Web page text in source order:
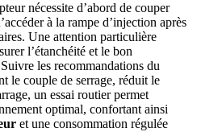
nécessite d’abord de couper
à la rampe d’injection après
Une attention particulière
l’étanchéité et le bon
les recommandations du
le couple de serrage, réduit le
un essai routier permet
optimal, confortant ainsi
et une consommation régulée